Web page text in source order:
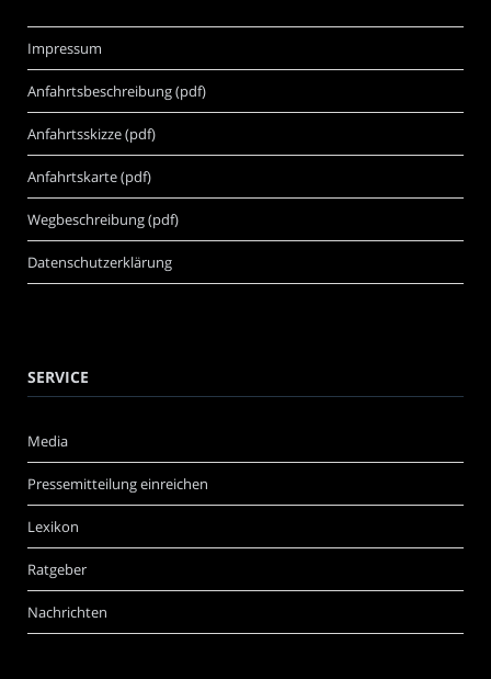
Impressum
Anfahrtsbeschreibung (pdf)
Anfahrtsskizze (pdf)
Anfahrtskarte (pdf)
Wegbeschreibung (pdf)
Datenschutzerklärung
SERVICE
Media
Pressemitteilung einreichen
Lexikon
Ratgeber
Nachrichten